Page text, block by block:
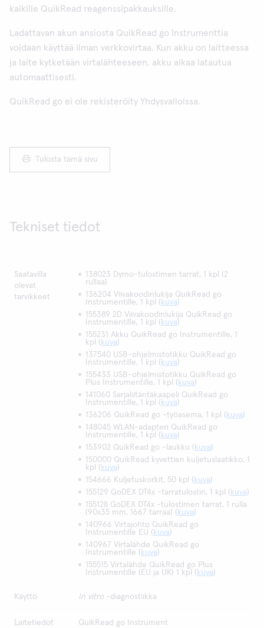
kaikille QuikRead reagenssipakkauksille.
Ladattavan akun ansiosta QuikRead go Instrumenttia
voidaan käyttää ilman verkkovirtaa. Kun akku on laitteessa
ja laite kytketään virtalähteeseen, akku alkaa latautua
automaattisesti.
QuikRead go ei ole rekisteröity Yhdysvalloissa.
Tulosta tämä sivu
Tekniset tiedot
Saatavilla
olevat
tarvikkeet
138023 Dymo-tulostimen tarrat, 1 kpl (2
rullaa)
136204 Viivakoodinlukija QuikRead go
Instrumentille, 1 kpl ( kuva)
155389 2D Viivakoodinlukija QuikRead go
Instrumentille, 1 kpl ( kuva)
155231 Akku QuikRead go Instrumentille, 1
kpl ( kuva)
137540 USB-ohjelmistotikku QuikRead go
Instrumentille, 1 kpl ( kuva)
155433 USB-ohjelmistotikku QuikRead go
Plus Instrumentille, 1 kpl ( kuva)
141060 Sarjaliitäntäkaapeli QuikRead go
Instrumentille, 1 kpl ( kuva)
136206 QuikRead go -työasema, 1 kpl ( kuva)
148045 WLAN-adapteri QuikRead go
Instrumentille, 1 kpl ( kuva)
153902 QuikRead go -laukku ( kuva)
150000 QuikRead kyvettien kuljetuslaatikko, 1
kpl ( kuva)
154666 Kuljetuskorkit, 50 kpl ( kuva)
155129 GoDEX DT4x -tarratulostin, 1 kpl ( kuva)
155128 GoDEX DT4x -tulostimen tarrat, 1 rulla
(90x35 mm, 1667 tarraa) ( kuva)
140966 Virtajohto QuikRead go
Instrumentille EU ( kuva)
140967 Virtalähde QuikRead go
Instrumentille ( kuva)
155515 Virtalähde QuikRead go Plus
Instrumentille (EU ja UK) 1 kpl ( kuva)
Käyttö In vitro -diagnostiikka
Laitetiedot QuikRead go Instrument